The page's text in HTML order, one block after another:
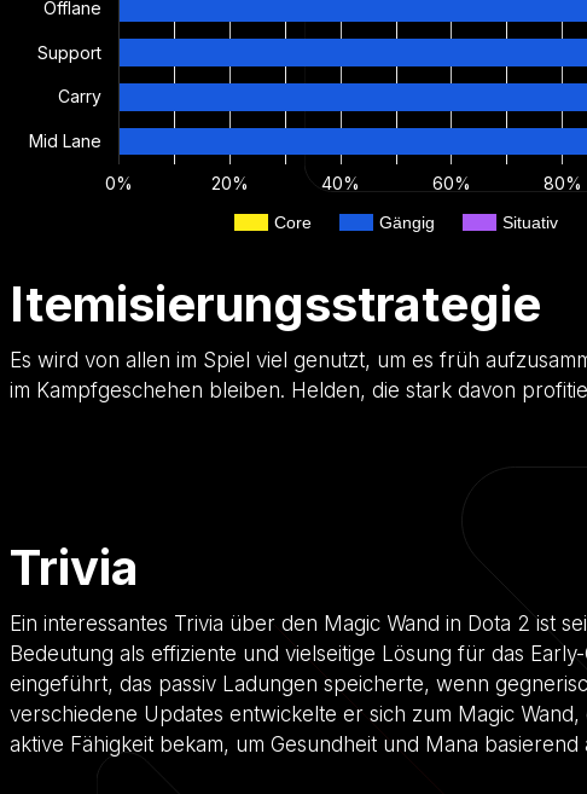
Core Gängig Situativ
0% 20% 40% 60% 80%
Offlane
Support
Carry
Mid Lane
Itemisierungsstrategie
Es wird von allen im Spiel viel genutzt, um es früh
im Kampfgeschehen bleiben. Helden, die stark davon
Trivia
Ein interessantes Trivia über den Magic Wand in Dota 2 ist
Bedeutung als effiziente und vielseitige Lösung für das
eingeführt, das passiv Ladungen speicherte, wenn
verschiedene Updates entwickelte er sich zum Magic
aktive Fähigkeit bekam, um Gesundheit und Mana